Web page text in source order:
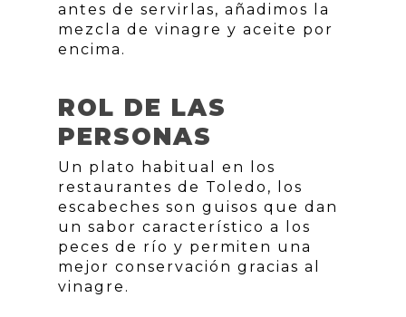
antes de servirlas, añadimos la
mezcla de vinagre y aceite por
encima.
ROL DE LAS
PERSONAS
Un plato habitual en los
restaurantes de Toledo, los
escabeches son guisos que dan
un sabor característico a los
peces de río y permiten una
mejor conservación gracias al
vinagre.